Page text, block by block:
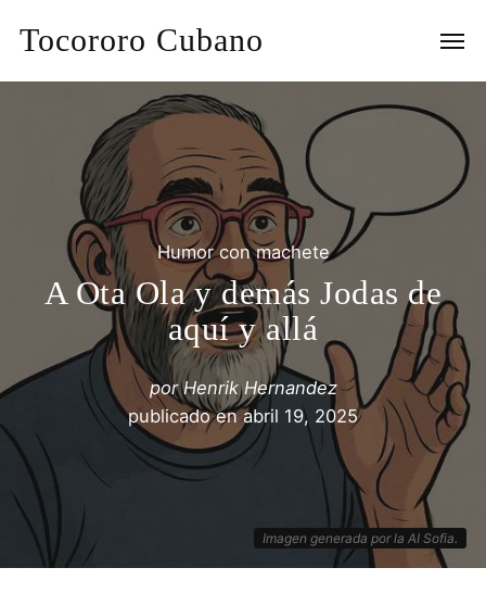
Tocororo Cubano
Humor con machete
A Ota Ola y demás Jodas de
aquí y allá
porHenrik Hernandez
publicado enabril 19, 2025
Imagen generada por la AI Sofia.